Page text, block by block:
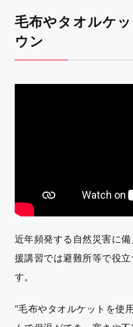
毛布やタオルケ
ウン
近年頻発する自然災害に
援講習では避難所等で役
す。
“毛布やタオルケットを使